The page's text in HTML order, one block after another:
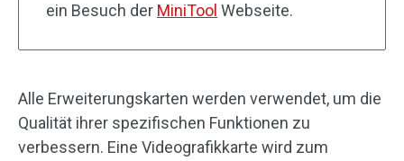
ein Besuch der MiniTool Webseite.
Alle Erweiterungskarten werden verwendet, um die
Qualität ihrer spezifischen Funktionen zu
verbessern. Eine Videografikkarte wird zum